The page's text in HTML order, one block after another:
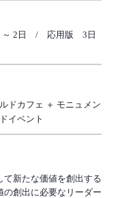
2日 / 応用版 3日
ドカフェ ＋ モニュメン
イベント
て新たな価値を創出する
の創出に必要なリーダー